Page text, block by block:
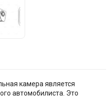
камера является
автомобилиста. Это